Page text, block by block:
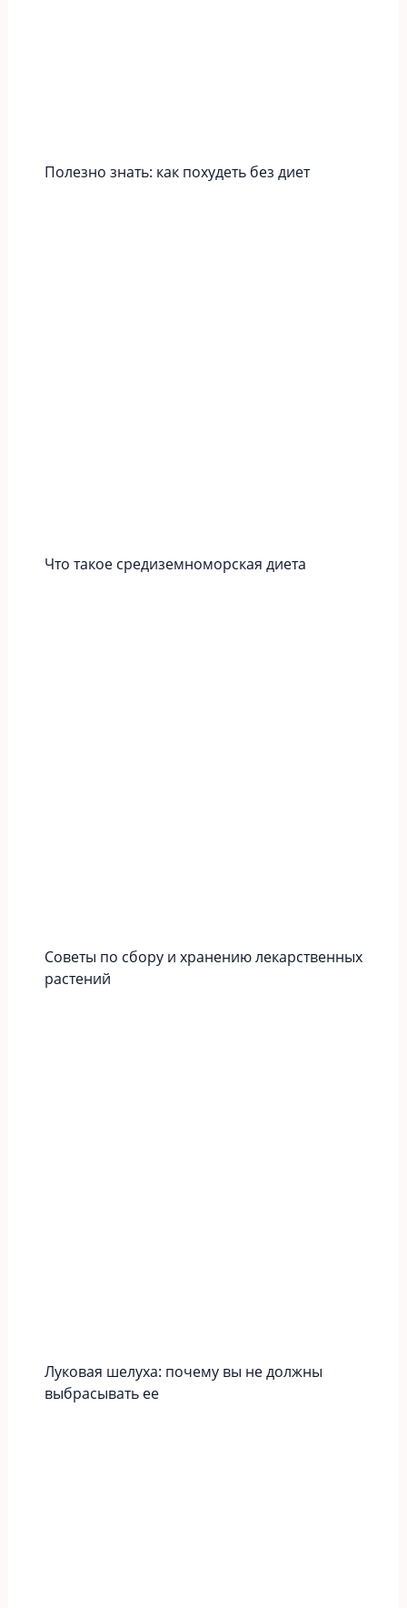
Полезно знать: как похудеть без диет
Что такое средиземноморская диета
Советы по сбору и хранению лекарственных
растений
Луковая шелуха: почему вы не должны
выбрасывать ее